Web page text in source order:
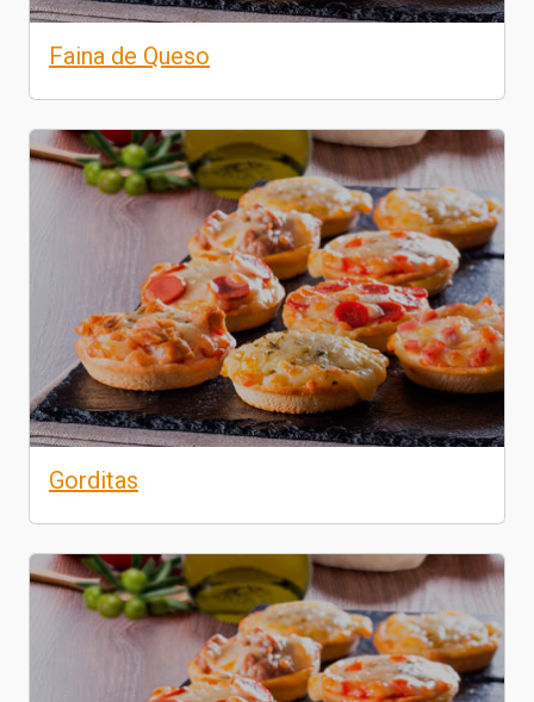
Faina de Queso
Gorditas